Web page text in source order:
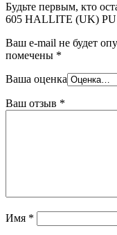
Будьте первым, кто
605 HALLITE (UK) PU
Ваш e-mail не будет
помечены *
Ваша оценка
Ваш отзыв *
Имя *